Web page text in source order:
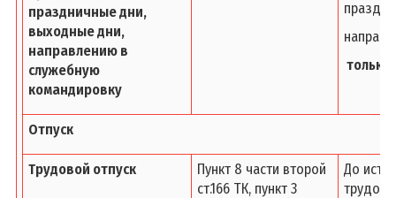
праздничные дни,
выходные дни,
направлению в
служебную
командировку
только
Отпуск
Трудовой отпуск
Пункт 8 части второй
ст.166 ТК, пункт 3
До